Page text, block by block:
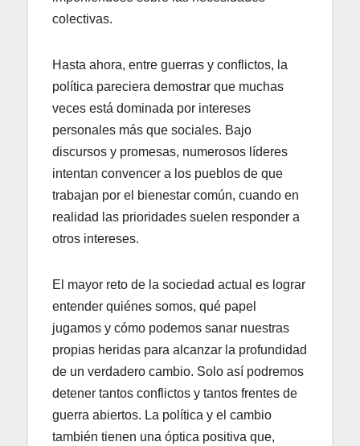
colectivas.
Hasta ahora, entre guerras y conflictos, la
política pareciera demostrar que muchas
veces está dominada por intereses
personales más que sociales. Bajo
discursos y promesas, numerosos líderes
intentan convencer a los pueblos de que
trabajan por el bienestar común, cuando en
realidad las prioridades suelen responder a
otros intereses.
El mayor reto de la sociedad actual es lograr
entender quiénes somos, qué papel
jugamos y cómo podemos sanar nuestras
propias heridas para alcanzar la profundidad
de un verdadero cambio. Solo así podremos
detener tantos conflictos y tantos frentes de
guerra abiertos. La política y el cambio
también tienen una óptica positiva que,